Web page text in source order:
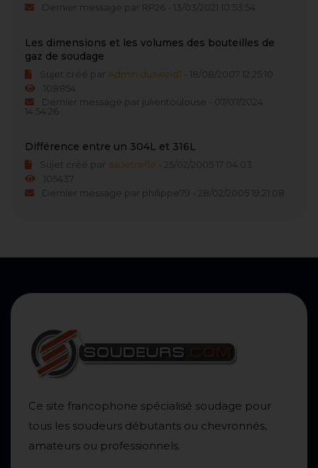
Dernier message par RP26 - 13/03/2021 10:53:54
Les dimensions et les volumes des bouteilles de
gaz de soudage
Sujet créé par Admin dusweld1 - 18/08/2007 12:25:10
108854
Dernier message par julientoulouse - 07/07/2024
14:54:26
Différence entre un 304L et 316L
Sujet créé par asdetrefle - 25/02/2005 17:04:03
105437
Dernier message par philippe79 - 28/02/2005 19:21:08
Ce site francophone spécialisé soudage pour
tous les soudeurs débutants ou chevronnés,
amateurs ou professionnels.